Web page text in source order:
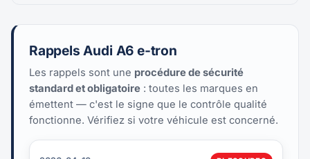
Rappels Audi A6 e-tron
Les rappels sont une procédure de sécurité
standard et obligatoire : toutes les marques en
émettent — c'est le signe que le contrôle qualité
fonctionne. Vérifiez si votre véhicule est concerné.